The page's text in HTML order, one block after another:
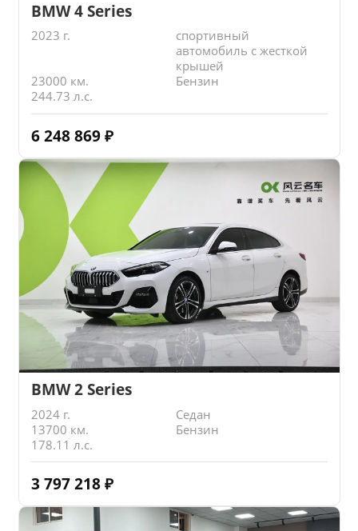
BMW 4 Series
2023 г.
спортивный
автомобиль с жесткой
крышей
23000 км.
Бензин
244.73 л.с.
6 248 869 ₽
BMW 2 Series
2024 г.
Седан
13700 км.
Бензин
178.11 л.с.
3 797 218 ₽